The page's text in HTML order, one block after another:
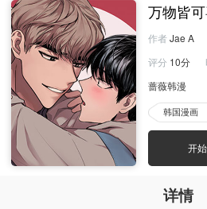
万物皆
作者 Jae A
评分 10分
蔷薇韩漫
韩国漫画
开
详情